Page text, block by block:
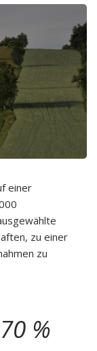
einer
zu einer
zu
%